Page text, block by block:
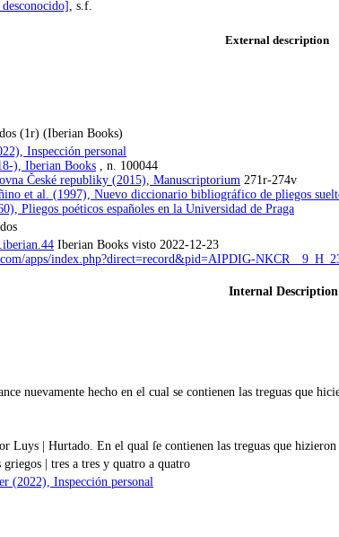
, s.f.
External description
(1r) (Iberian Books)
Inspección personal
), Iberian Books , n. 100044
České republiky (2015), Manuscriptorium 271r-274v
et al. (1997), Nuevo diccionario bibliográfico de pliegos
Pliegos poéticos españoles en la Universidad de Praga
Iberian Books visto 2022-12-23
apps/index.php?direct=record&pid=AIPDIG-
Internal Description
nuevamente hecho en el cual se contienen las treguas que
Luys | Hurtado. En el qual ſe contienen las treguas que
| tres a tres y quatro a quatro
(2022), Inspección personal